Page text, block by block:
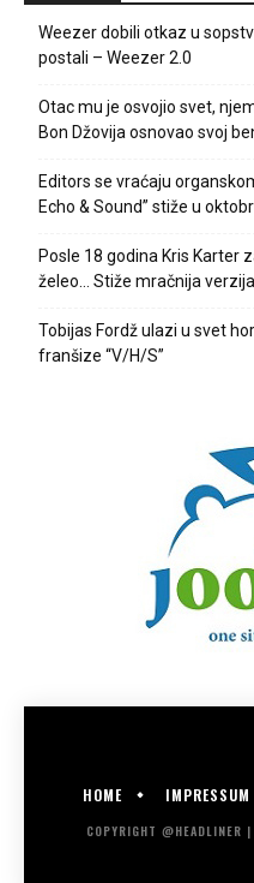
Weezer dobili otkaz u
postali – Weezer 2.0
Otac mu je osvojio svet,
Bon Džovija osnovao svoj
Editors se vraćaju
Echo & Sound” stiže u
Posle 18 godina Kris Karter
želeo… Stiže mračnija
Tobijas Fordž ulazi u svet
franšize “V/H/S”
HOME IMPRESSUM
COPYRIGHT @HEADLINER